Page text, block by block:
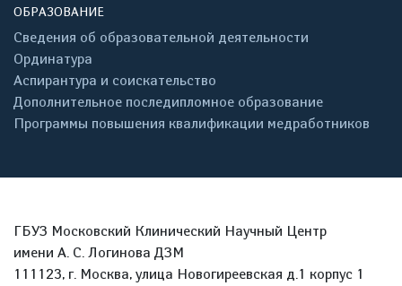
ОБРАЗОВАНИЕ
Сведения об образовательной деятельности
Ординатура
Аспирантура и соискательство
Дополнительное последипломное образование
Программы повышения квалификации медработников
ГБУЗ Московский Клинический Научный Центр
имени А. С. Логинова ДЗМ
111123, г. Москва, улица Новогиреевская д.1 корпус 1